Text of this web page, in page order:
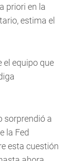
priori en la
estima el
el equipo que
sorprendió a
la Fed
esta cuestión